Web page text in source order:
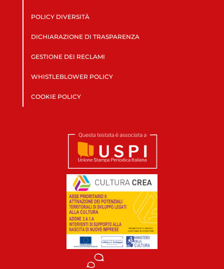
POLICY DIVERSITÀ
DICHIARAZIONE DI TRASPARENZA
GESTIONE DEI RECLAMI
WHISTLEBLOWER POLICY
COOKIE POLICY